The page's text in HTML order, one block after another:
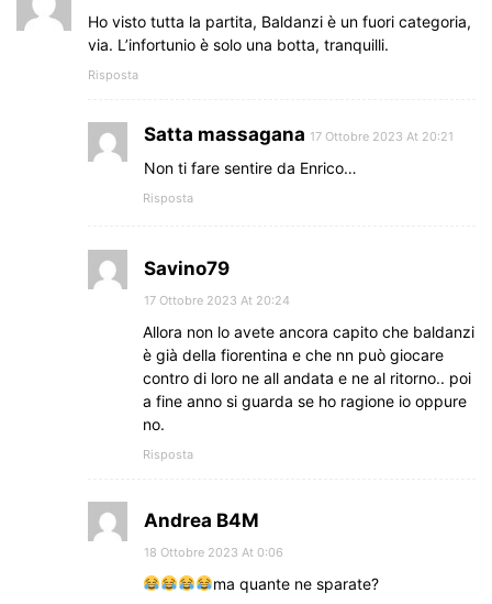
Ho visto tutta la partita, Baldanzi è un fuori categoria,
via. L’infortunio è solo una botta, tranquilli.
Risposta
Satta massagana 17 Ottobre 2023 At 20:21
Non ti fare sentire da Enrico…
Risposta
Savino79
17 Ottobre 2023 At 20:24
Allora non lo avete ancora capito che baldanzi
è già della fiorentina e che nn può giocare
contro di loro ne all andata e ne al ritorno.. poi
a fine anno si guarda se ho ragione io oppure
no.
Risposta
Andrea B4M
18 Ottobre 2023 At 0:06
ma quante ne sparate?